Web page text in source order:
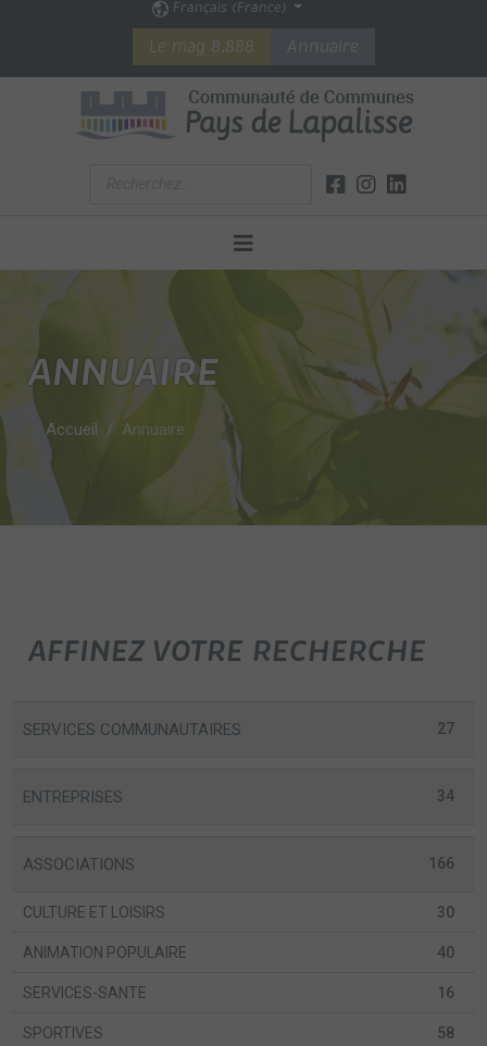
Français (France)
Le mag 8.888 Annuaire
ANNUAIRE
Accueil Annuaire
AFFINEZ VOTRE RECHERCHE
SERVICES COMMUNAUTAIRES 27
ENTREPRISES 34
ASSOCIATIONS 166
CULTURE ET LOISIRS 30
ANIMATION POPULAIRE 40
SERVICES-SANTE 16
SPORTIVES 58